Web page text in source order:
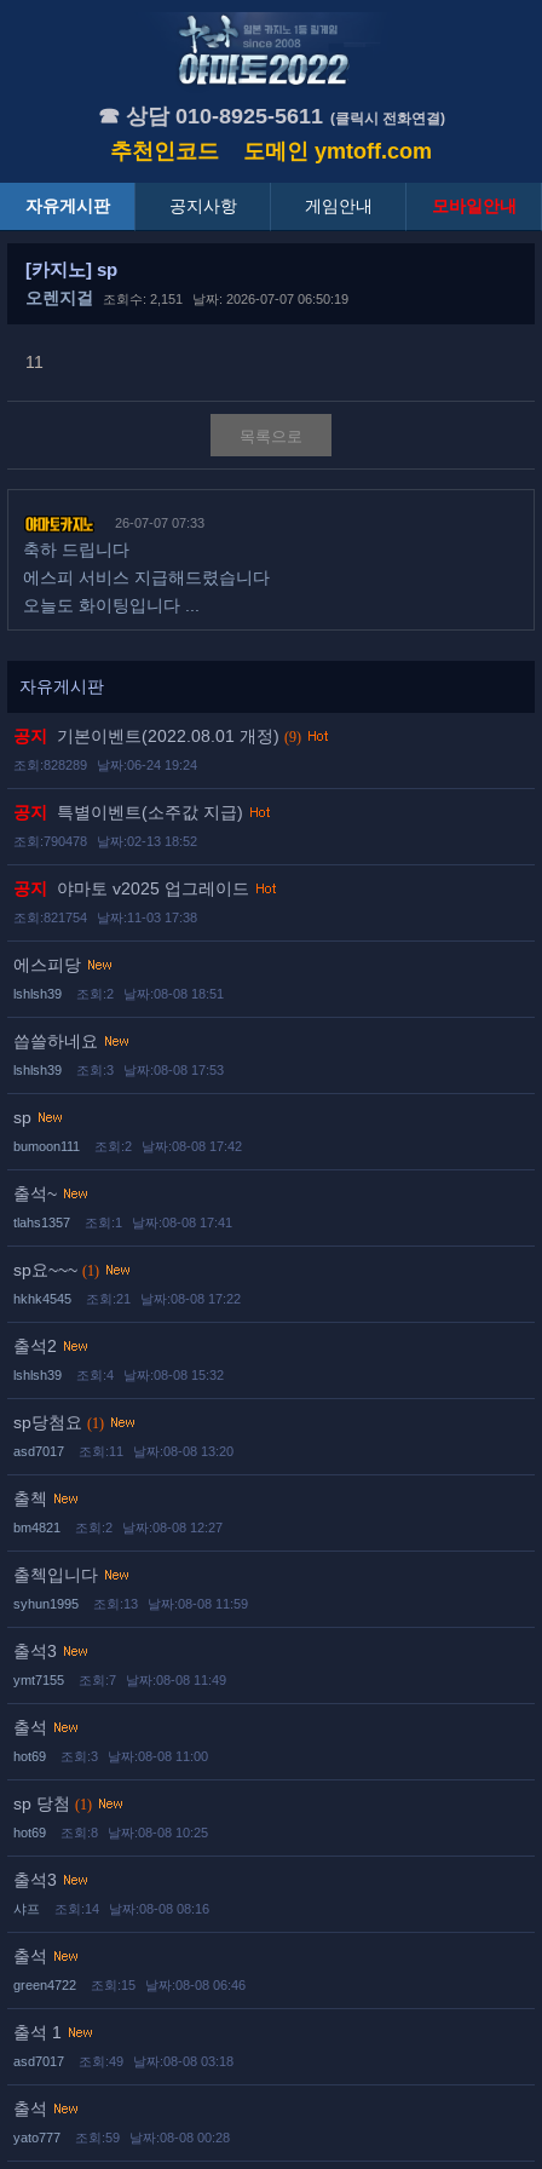
☎ 상담 010-8925-5611 (클릭시 전화연결)
추천인코드 도메인 ymtoff.com
자유게시판 공지사항 게임안내 모바일안내
[카지노] sp
오렌지걸 조회수: 2,151 날짜: 2026-07-07 06:50:19
11
목록으로
26-07-07 07:33
축하 드립니다
에스피 서비스 지급해드렸습니다
오늘도 화이팅입니다 ...
자유게시판
공지 기본이벤트(2022.08.01 개정) (9)
조회:828289 날짜:06-24 19:24
공지 특별이벤트(소주값 지급)
조회:790478 날짜:02-13 18:52
공지 야마토 v2025 업그레이드
조회:821754 날짜:11-03 17:38
에스피당
lshlsh39 조회:2 날짜:08-08 18:51
씁쓸하네요
lshlsh39 조회:3 날짜:08-08 17:53
sp
bumoon111 조회:2 날짜:08-08 17:42
출석~
tlahs1357 조회:1 날짜:08-08 17:41
sp요~~~ (1)
hkhk4545 조회:21 날짜:08-08 17:22
출석2
lshlsh39 조회:4 날짜:08-08 15:32
sp당첨요 (1)
asd7017 조회:11 날짜:08-08 13:20
출첵
bm4821 조회:2 날짜:08-08 12:27
출첵입니다
syhun1995 조회:13 날짜:08-08 11:59
출석3
ymt7155 조회:7 날짜:08-08 11:49
출석
hot69 조회:3 날짜:08-08 11:00
sp 당첨 (1)
hot69 조회:8 날짜:08-08 10:25
출석3
샤프 조회:14 날짜:08-08 08:16
출석
green4722 조회:15 날짜:08-08 06:46
출석 1
asd7017 조회:49 날짜:08-08 03:18
출석
yato777 조회:59 날짜:08-08 00:28